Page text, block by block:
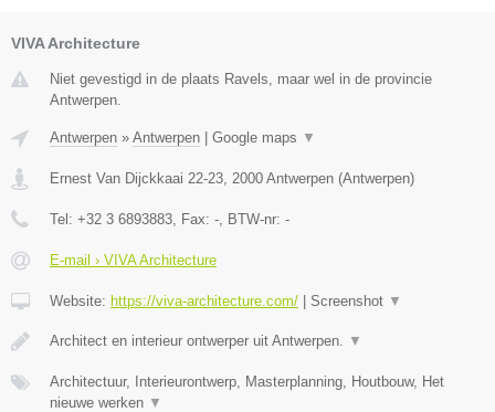
VIVA Architecture
Niet gevestigd in de plaats Ravels, maar wel in de provincie
Antwerpen.
Antwerpen » Antwerpen Google maps ▼
Ernest Van Dijckkaai 22-23 2000 Antwerpen (Antwerpen)
Tel: +32 3 6893883 , Fax: - , BTW-nr: -
E-mail › VIVA Architecture
Website: https://viva-architecture.com/ Screenshot ▼
Architect en interieur ontwerper uit Antwerpen. ▼
Architectuur, Interieurontwerp, Masterplanning, Houtbouw, Het
nieuwe werken ▼